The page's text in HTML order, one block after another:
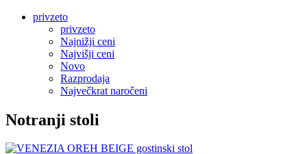
privzeto
privzeto
Najnižji ceni
Najvišji ceni
Novo
Razprodaja
Največkrat naročeni
Notranji stoli